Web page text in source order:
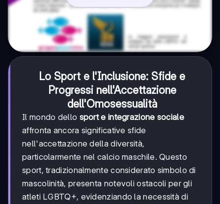
Lo Sport e l'Inclusione: Sfide e
Progressi nell'Accettazione
dell'Omosessualità
Il mondo dello sport e integrazione sociale
affronta ancora significative sfide
nell'accettazione della diversità,
particolarmente nel calcio maschile. Questo
sport, tradizionalmente considerato simbolo di
mascolinità, presenta notevoli ostacoli per gli
atleti LGBTQ+, evidenziando la necessità di